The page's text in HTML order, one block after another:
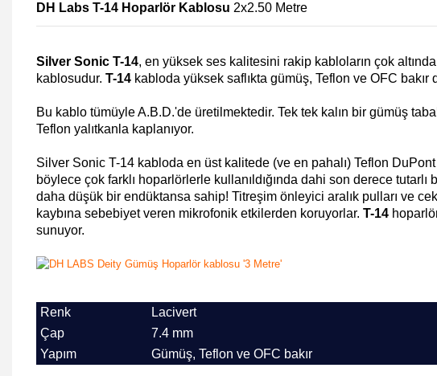
DH Labs T-14 Hoparlör Kablosu 2x2.50 Metre
Silver Sonic T-14, en yüksek ses kalitesini rakip kabloların çok
kablosudur. T-14 kabloda yüksek saflıkta gümüş, Teflon ve OFC
Bu kablo tümüyle A.B.D.'de üretilmektedir. Tek tek kalın bir gümüş
Teflon yalıtkanla kaplanıyor.
Silver Sonic T-14 kabloda en üst kalitede (ve en pahalı) Teflon
böylece çok farklı hoparlörlerle kullanıldığında dahi son derece
daha düşük bir endüktansa sahip! Titreşim önleyici aralık pulları ve
kaybına sebebiyet veren mikrofonik etkilerden koruyorlar. T-14
sunuyor.
Renk
Lacivert
Çap
7.4 mm
Yapım
Gümüş, Teflon ve OFC bakır